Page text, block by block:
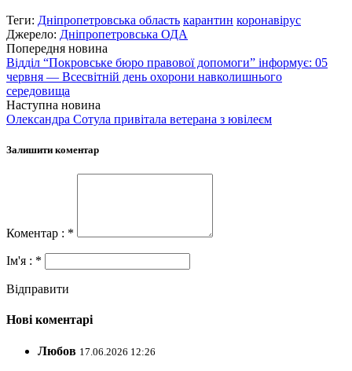
Теги: Дніпропетровська область карантин коронавірус
Джерело: Дніпропетровська ОДА
Попередня новина
Відділ “Покровське бюро правової допомоги” інформує: 05
червня — Всесвітній день охорони навколишнього
середовища
Наступна новина
Олександра Сотула привітала ветерана з ювілеєм
Залишити коментар
Коментар : *
Ім'я : *
Відправити
Нові коментарі
Любов 17.06.2026 12:26